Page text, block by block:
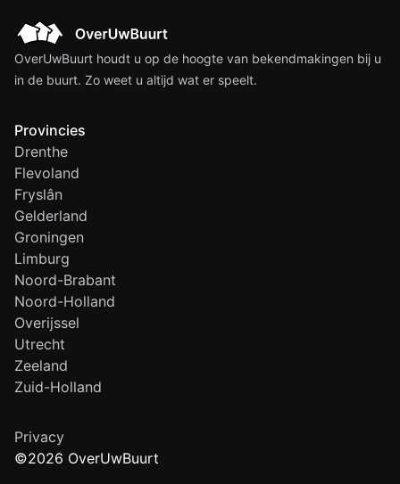
OverUwBuurt houdt u op de hoogte van bekendmakingen bij u
in de buurt. Zo weet u altijd wat er speelt.
Provincies
Drenthe
Flevoland
Fryslân
Gelderland
Groningen
Limburg
Noord-Brabant
Noord-Holland
Overijssel
Utrecht
Zeeland
Zuid-Holland
Privacy
©2026 OverUwBuurt